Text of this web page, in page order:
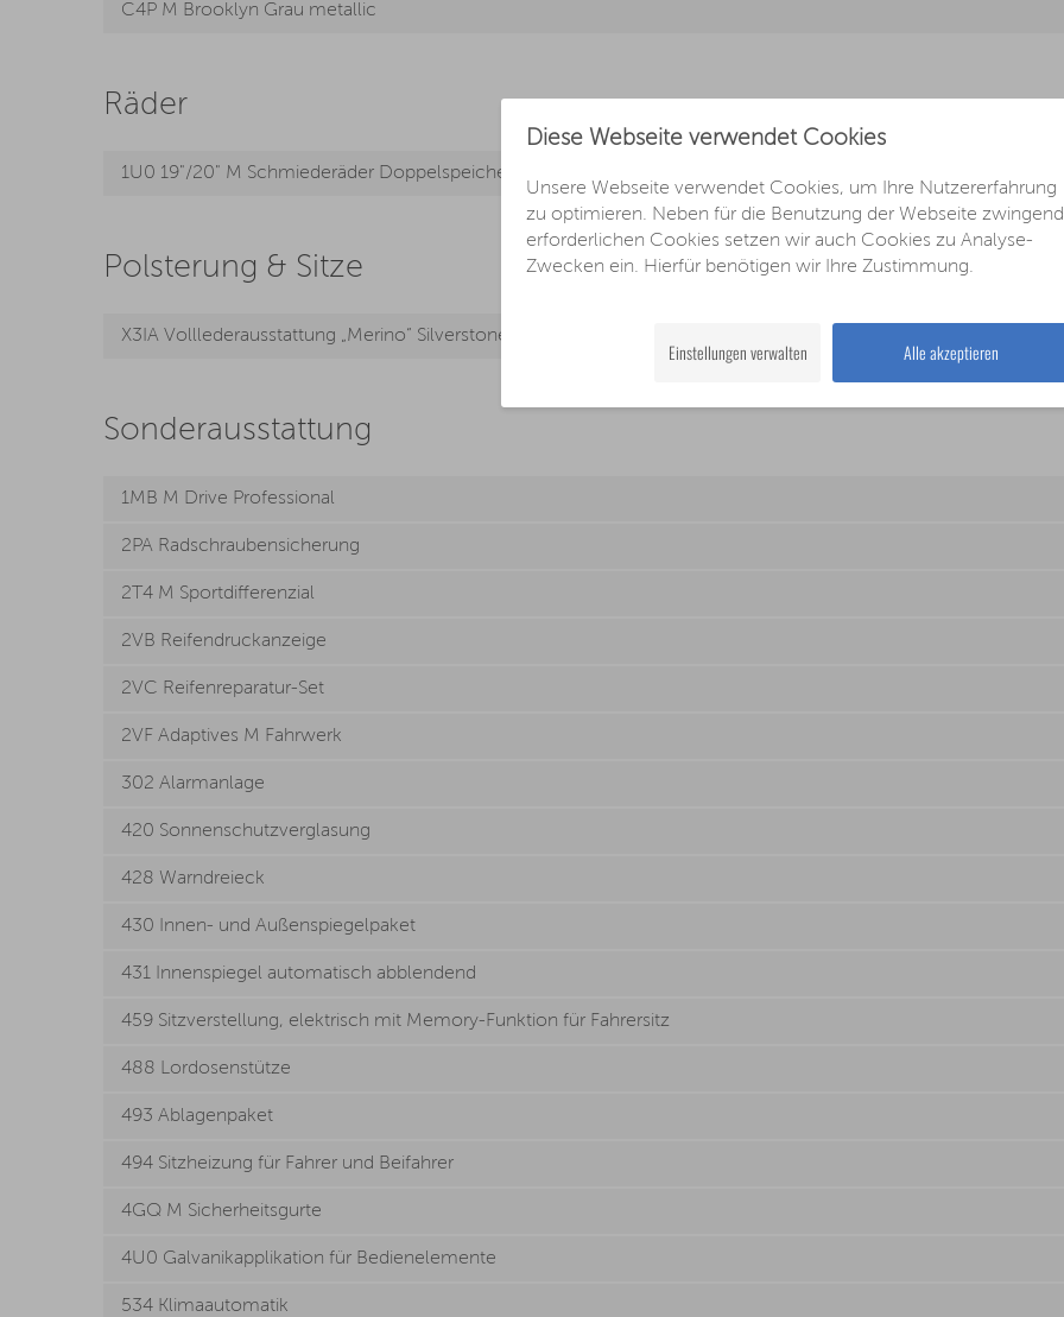
C4P M Brooklyn Grau metallic
Räder
1U0 19"/20" M Schmiederäder Doppelspeiche 826 M Schwarz / MT
Polsterung & Sitze
X3IA Volllederausstattung „Merino“ Silverstone/Schwarz
Sonderausstattung
1MB M Drive Professional
2PA Radschraubensicherung
2T4 M Sportdifferenzial
2VB Reifendruckanzeige
2VC Reifenreparatur-Set
2VF Adaptives M Fahrwerk
302 Alarmanlage
420 Sonnenschutzverglasung
428 Warndreieck
430 Innen- und Außenspiegelpaket
431 Innenspiegel automatisch abblendend
459 Sitzverstellung, elektrisch mit Memory-Funktion für Fahrersitz
488 Lordosenstütze
493 Ablagenpaket
494 Sitzheizung für Fahrer und Beifahrer
4GQ M Sicherheitsgurte
4U0 Galvanikapplikation für Bedienelemente
534 Klimaautomatik
Diese Webseite verwendet Cookies
Unsere Webseite verwendet Cookies, um Ihre Nutzererfahrung
zu optimieren. Neben für die Benutzung der Webseite zwingend
erforderlichen Cookies setzen wir auch Cookies zu Analyse-
Zwecken ein. Hierfür benötigen wir Ihre Zustimmung.
Alle akzeptieren
Einstellungen verwalten